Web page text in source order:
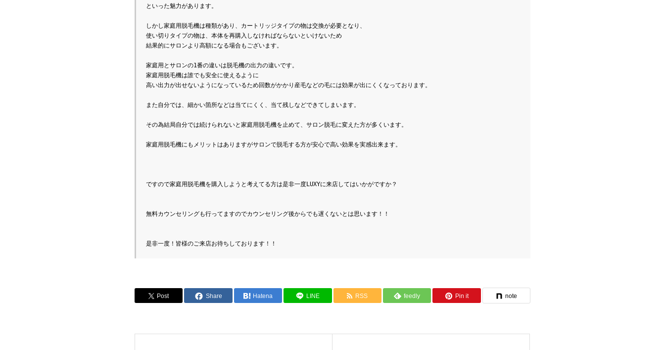
といった魅力があります。
しかし家庭用脱毛機は種類があり、カートリッジタイプの物は交換が必要となり、
使い切りタイプの物は、本体を再購入しなければならないといけないため
結果的にサロンより高額になる場合もございます。
家庭用とサロンの1番の違いは脱毛機の出力の違いです。
家庭用脱毛機は誰でも安全に使えるように
高い出力が出せないようになっているため回数がかかり産毛などの毛には効果が出にくくなっております。
また自分では、細かい箇所などは当てにくく、当て残しなどできてしまいます。
その為結局自分では続けられないと家庭用脱毛機を止めて、サロン脱毛に変えた方が多くいます。
ですので家庭用脱毛機を購入しようと考えてる方は是非一度LUXYに来店してはいかがですか？
無料カウンセリングも行ってますのでカウンセリング後からでも遅くないとは思います！！
Post Share Hatena LINE RSS feedly Pin it note